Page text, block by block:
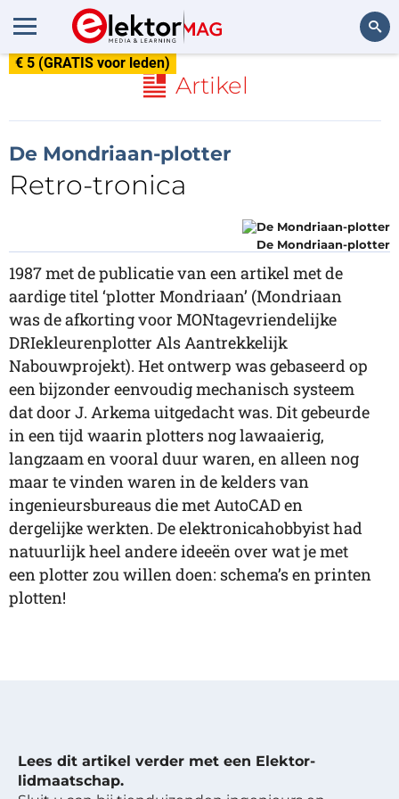
€ 5 (GRATIS voor leden)
Artikel
De Mondriaan-plotter
Retro-tronica
De Mondriaan-plotter
1987 met de publicatie van een artikel met de
aardige titel ‘plotter Mondriaan’ (Mondriaan
was de afkorting voor MONtagevriendelijke
DRIekleurenplotter Als Aantrekkelijk
Nabouwprojekt). Het ontwerp was gebaseerd op
een bijzonder eenvoudig mechanisch systeem
dat door J. Arkema uitgedacht was. Dit gebeurde
in een tijd waarin plotters nog lawaaierig,
langzaam en vooral duur waren, en alleen nog
maar te vinden waren in de kelders van
ingenieursbureaus die met AutoCAD en
dergelijke werkten. De elektronicahobbyist had
natuurlijk heel andere ideeën over wat je met
een plotter zou willen doen: schema’s en printen
plotten!
Lees dit artikel verder met een Elektor-
lidmaatschap.